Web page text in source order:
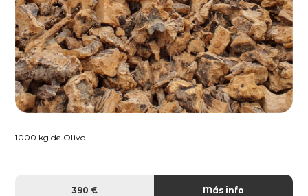
1000 kg de Olivo...
390 € Más info